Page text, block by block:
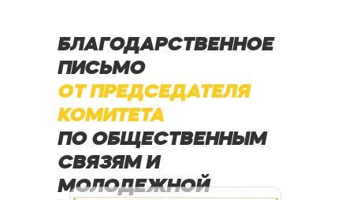
БЛАГОДАРСТВЕННОЕ
ПИСЬМО
ОТ ПРЕДСЕДАТЕЛЯ
КОМИТЕТА
ПО ОБЩЕСТВЕННЫМ
СВЯЗЯМ И
МОЛОДЕЖНОЙ